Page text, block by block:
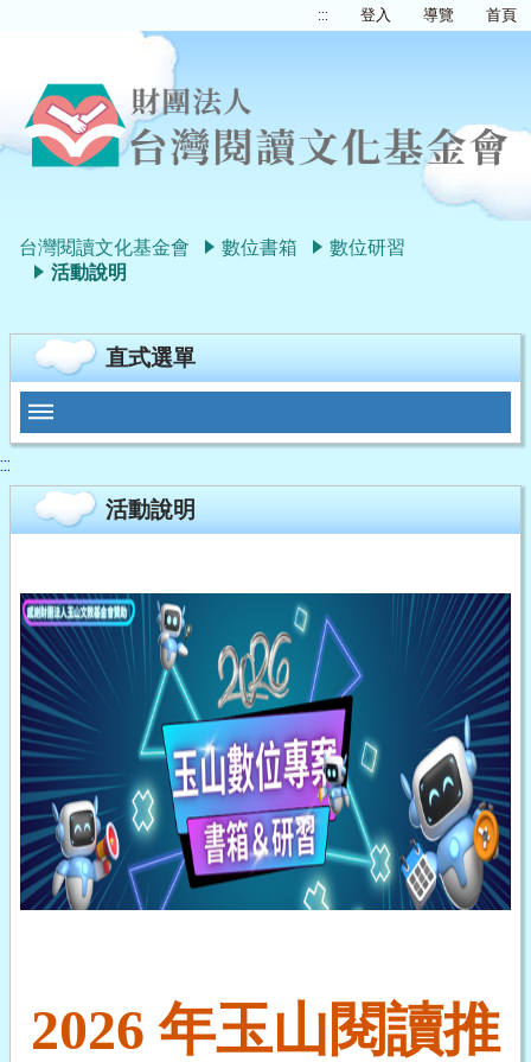
::: 登入 導覽 首頁
台灣閱讀文化基金會 數位書箱
數位研習
活動說明
直式選單
:::
活動說明
2026 年玉山閱讀推